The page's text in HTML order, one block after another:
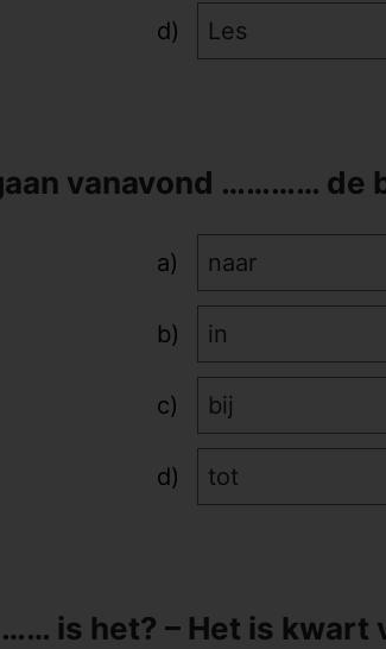
Les
vanavond ………… de
naar
in
bij
tot
is het? – Het is kwart